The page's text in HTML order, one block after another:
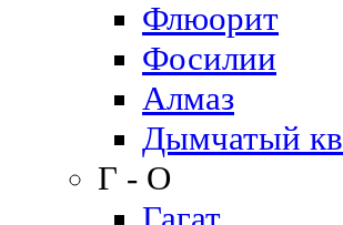
Флюорит
Фосилии
Алмаз
Дымчатый
Г - О